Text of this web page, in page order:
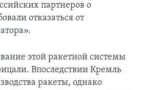
партнеров о
отказаться от
этой ракетной системы
Впоследствии Кремль
ракеты, однако